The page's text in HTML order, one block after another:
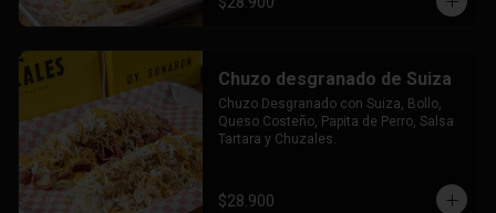
Chuzo desgranado de Suiza
Chuzo Desgranado con Suiza, Bollo,
Queso Costeño, Papita de Perro, Salsa
Tartara y Chuzales.
$28.900